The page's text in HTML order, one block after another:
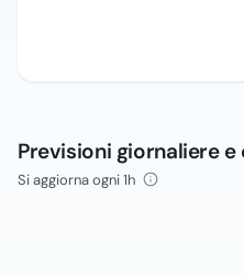
Previsioni giornaliere e
Si aggiorna ogni 1h